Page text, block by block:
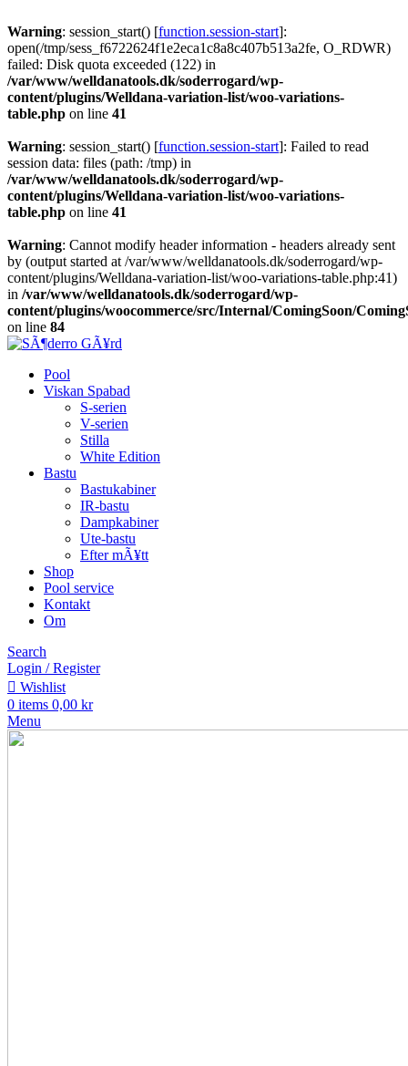
Warning: session_start() [function.session-start]:
open(/tmp/sess_f6722624f1e2eca1c8a8c407b513a2fe, O_RDWR)
failed: Disk quota exceeded (122) in
/var/www/welldanatools.dk/soderrogard/wp-
content/plugins/Welldana-variation-list/woo-variations-
table.php on line 41
Warning: session_start() [function.session-start]: Failed to read
session data: files (path: /tmp) in
/var/www/welldanatools.dk/soderrogard/wp-
content/plugins/Welldana-variation-list/woo-variations-
table.php on line 41
Warning: Cannot modify header information - headers already sent
by (output started at /var/www/welldanatools.dk/soderrogard/wp-
content/plugins/Welldana-variation-list/woo-variations-table.php:41)
in /var/www/welldanatools.dk/soderrogard/wp-
content/plugins/woocommerce/src/Internal/ComingSoon/
on line 84
Pool
Viskan Spabad
S-serien
V-serien
Stilla
White Edition
Bastu
Bastukabiner
IR-bastu
Dampkabiner
Ute-bastu
Efter mÃ¥tt
Shop
Pool service
Kontakt
Om
Search
Login / Register
Wishlist
0 items 0,00 kr
Menu